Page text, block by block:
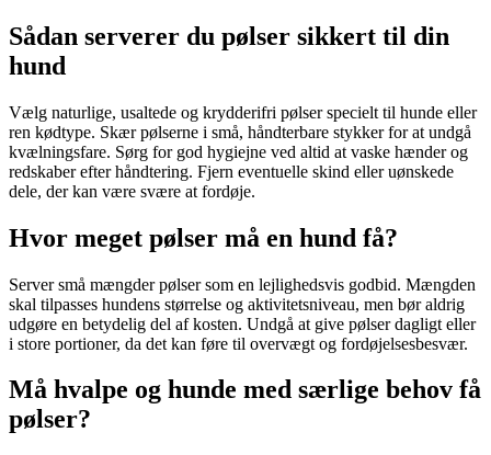
Sådan serverer du pølser sikkert til din
hund
Vælg naturlige, usaltede og krydderifri pølser specielt til hunde eller
ren kødtype. Skær pølserne i små, håndterbare stykker for at undgå
kvælningsfare. Sørg for god hygiejne ved altid at vaske hænder og
redskaber efter håndtering. Fjern eventuelle skind eller uønskede
dele, der kan være svære at fordøje.
Hvor meget pølser må en hund få?
Server små mængder pølser som en lejlighedsvis godbid. Mængden
skal tilpasses hundens størrelse og aktivitetsniveau, men bør aldrig
udgøre en betydelig del af kosten. Undgå at give pølser dagligt eller
i store portioner, da det kan føre til overvægt og fordøjelsesbesvær.
Må hvalpe og hunde med særlige behov få
pølser?